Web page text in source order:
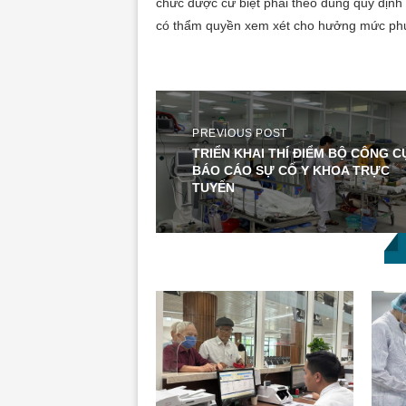
có thẩm quyền xem xét cho hưởng mức
PREVIOUS POST
TRIỂN KHAI THÍ ĐIỂM BỘ CÔNG
BÁO CÁO SỰ CỐ Y KHOA TRỰC
TUYẾN